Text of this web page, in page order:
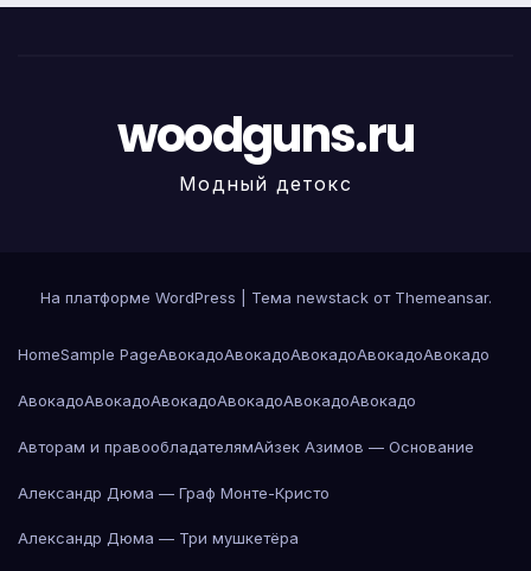
woodguns.ru
Модный детокс
На платформе WordPress Тема newstack от Themeansar.
HomeSample PageАвокадоАвокадоАвокадоАвокадоАвокадо
АвокадоАвокадоАвокадоАвокадоАвокадоАвокадо
Авторам и правообладателямАйзек Азимов — Основание
Александр Дюма — Граф Монте-Кристо
Александр Дюма — Три мушкетёра